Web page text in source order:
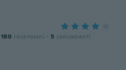
180 recensioni · 5 caricamenti